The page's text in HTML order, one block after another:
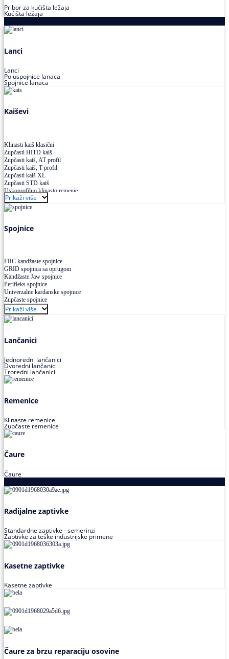
Pribor za kućišta ležaja
Kućišta ležaja
Lanci
Lanci
Poluspojnice lanaca
Spojnice lanaca
Kaiševi
Klinasti kaiš klasični
Zupčasti HITD kaiš
Zupčasti kaiš, AT profil
Zupčasti kaiš, T profil
Zupčasti kaiš XL
Zupčasti STD kaiš
Uskoprofilno klinasto remenje
Uskoprofilno klinasto remenje spojeno
Uskoprofilno klinasto remenje XP extra power
Višekanalno remenje PJ,PK
Prikaži više
Spojnice
FRC kandžaste spojnice
GRID spojnica sa oprugom
Kandžaste Jaw spojnice
Perifleks spojnice
Univerzalne kardanske spojnice
Zupčaste spojnice
Prikaži više
Lančanici
Jednoredni lančanici
Dvoredni lančanici
Troredni lančanici
Remenice
Klinaste remenice
Zupčaste remenice
Čaure
Čaure
Radijalne zaptivke
Standardne zaptivke - semerinzi
Zaptivke za teške industrijske primene
Kasetne zaptivke
Kasetne zaptivke
Čaure za brzu reparaciju osovine